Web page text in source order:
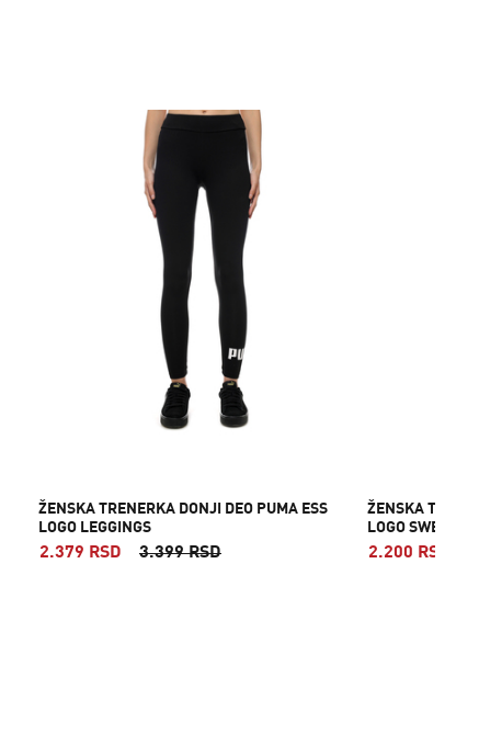
ŽENSKA TRENERKA DONJI DEO PUMA ESS
LOGO LEGGINGS
2.379 RSD 3.399 RSD
ŽENSKA
LOGO
2.200 RSD